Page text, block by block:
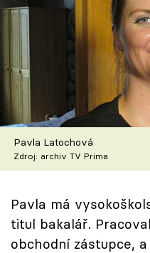
Recepty
Články
TV Program
Škola vaření
Recepty z TV
Speciál: Cuketa
Těhotnej kuchař
Pavla Latochová
Zdroj: archiv TV Prima
Pavla má
titul bakalář.
obchodní zástupce,